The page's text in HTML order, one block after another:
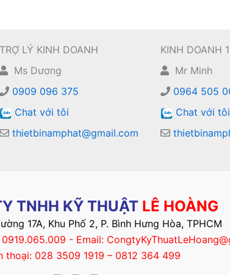
TRỢ LÝ KINH DOANH
Ms Dương
0909 096 375
Chat với tôi
thietbinamphat@gmail.com
KINH DOANH 1
Mr Minh
0964 505
Chat với tôi
TNHH KỸ THUẬT LÊ HOÀNG
17A, Khu Phố 2, P. Bình Hưng Hòa, TPHCM
- Email:
thoại: 028 3509 1919 – 0812 364 499